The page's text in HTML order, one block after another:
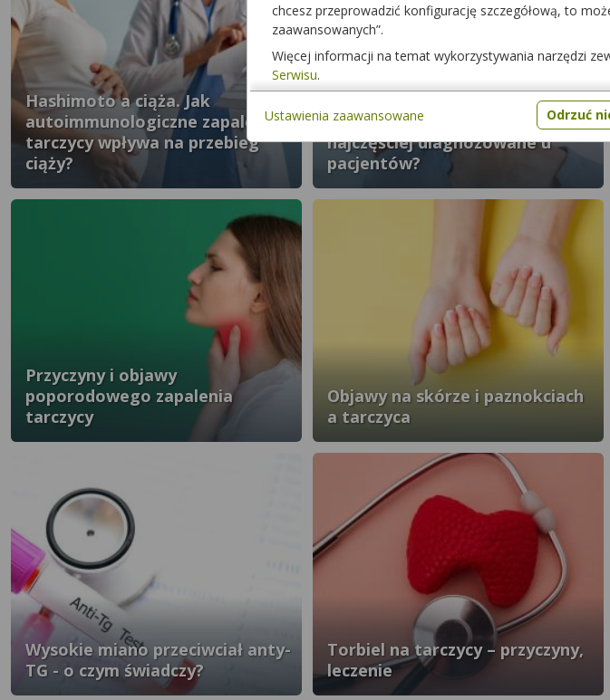
Hashimoto a ciąża. Jak
autoimmunologiczne zapalenie
tarczycy wpływa na przebieg
ciąży?
Jakie choroby tarczycy są
najczęściej diagnozowane u
pacjentów?
Przyczyny i objawy
poporodowego zapalenia
tarczycy
Objawy na skórze i paznokciach
a tarczyca
Wysokie miano przeciwciał anty-
TG - o czym świadczy?
Torbiel na tarczycy – przyczyny,
leczenie
chcesz przeprowadzić konfigurację szczegółową, to
zaawansowanych”.
Więcej informacji na temat wykorzystywania narzędzi
Serwisu.
Odrzuć
Ustawienia zaawansowane